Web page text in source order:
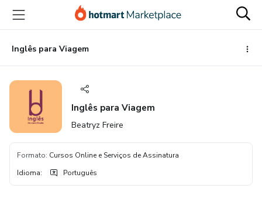
para
conteúdo
principal
para
pagamento
para
rodapéInglês para Viagem
Inglês para Viagem
Beatryz Freire
Formato: Cursos Online e Serviços de Assinatura
Idioma: Português